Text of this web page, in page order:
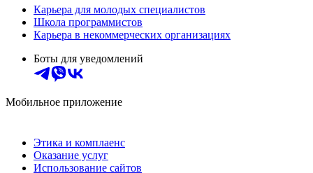
Карьера для молодых специалистов
Школа программистов
Карьера в некоммерческих организациях
Боты для уведомлений
Мобильное приложение
Этика и комплаенс
Оказание услуг
Использование сайтов